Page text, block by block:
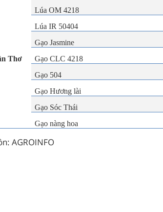
Thơ
Lúa OM 4218
Lúa IR 50404
Gạo Jasmine
Gạo CLC 4218
Gạo 504
Gạo Hương lài
Gạo Sóc Thái
Gạo nàng hoa
AGROINFO